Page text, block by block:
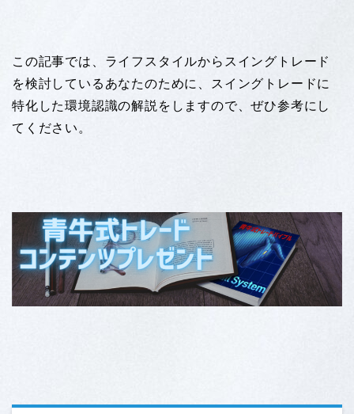
この記事では、ライフスタイルからスイングトレード
を検討しているあなたのために、スイングトレードに
特化した環境認識の解説をしますので、ぜひ参考にし
てください。